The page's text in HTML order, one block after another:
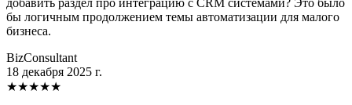
бы логичным продолжением темы автоматизации для малого
бизнеса.
BizConsultant
18 декабря 2025 г.
★★★★★